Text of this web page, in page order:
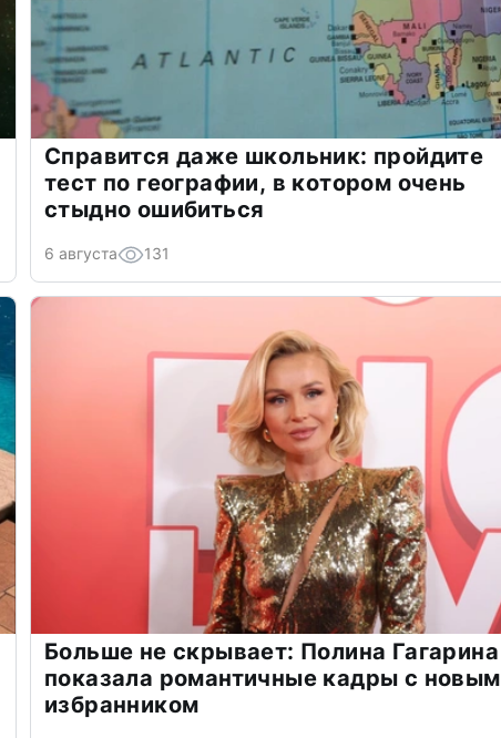
Справится даже школьник: пройдите
тест по географии, в котором очень
стыдно ошибиться
6 августа 131
Больше не скрывает: Полина Гагарина
показала романтичные кадры с новым
избранником